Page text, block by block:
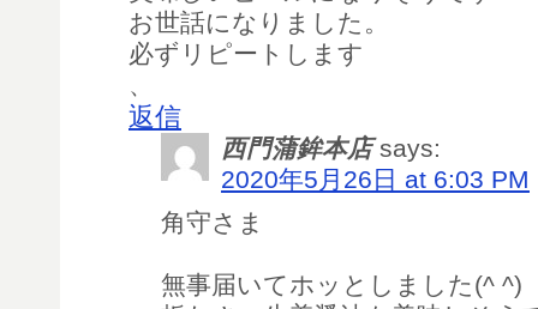
お世話になりました。
必ずリピートします
、
返信
西門蒲鉾本店 says:
2020年5月26日 at 6:03 PM
角守さま
無事届いてホッとしました(^ ^)